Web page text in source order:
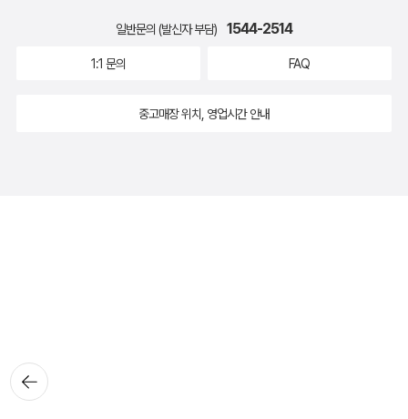
뒤로가
기
일반문의 (발신자 부담) 1544-2514
1:1 문의 FAQ
중고매장 위치, 영업시간 안내